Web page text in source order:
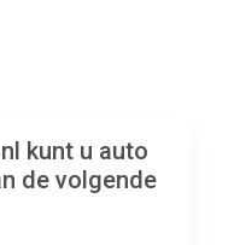
kunt u auto
de volgende